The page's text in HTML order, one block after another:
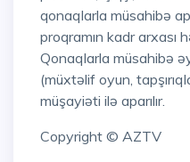
qonaqlarla müsahibə
proqramın kadr arxası
Qonaqlarla müsahibə
(müxtəlif oyun,
müşayiəti ilə aparılır.
Copyright © AZTV